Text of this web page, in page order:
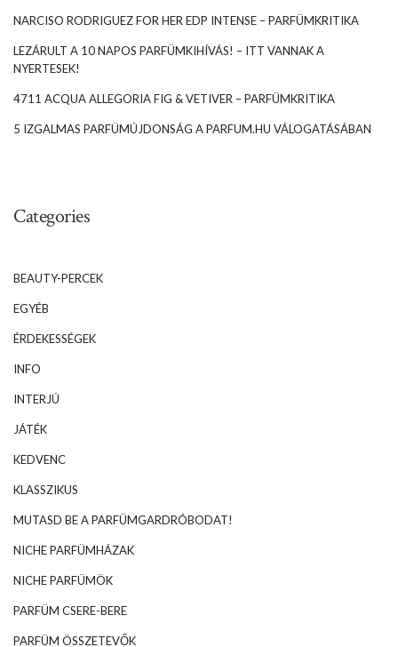
NARCISO RODRIGUEZ FOR HER EDP INTENSE – PARFÜMKRITIKA
LEZÁRULT A 10 NAPOS PARFÜMKIHÍVÁS! – ITT VANNAK A
NYERTESEK!
4711 ACQUA ALLEGORIA FIG & VETIVER – PARFÜMKRITIKA
5 IZGALMAS PARFÜMÚJDONSÁG A PARFUM.HU VÁLOGATÁSÁBAN
Categories
BEAUTY-PERCEK
EGYÉB
ÉRDEKESSÉGEK
INFO
INTERJÚ
JÁTÉK
KEDVENC
KLASSZIKUS
MUTASD BE A PARFÜMGARDRÓBODAT!
NICHE PARFÜMHÁZAK
NICHE PARFÜMÖK
PARFÜM CSERE-BERE
PARFÜM ÖSSZETEVŐK